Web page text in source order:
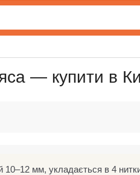
— купити в
мм, укладається в 4 нитки